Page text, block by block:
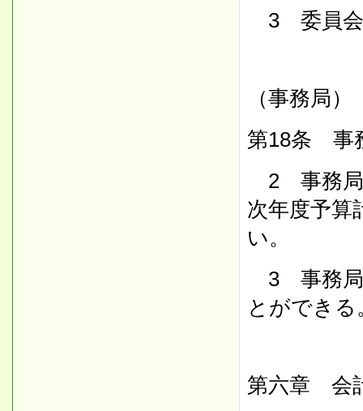
3 委員会
（事務局）
第18条 事
2 事務局
次年度予算
い。
3 事務局
とができる
第六章 会